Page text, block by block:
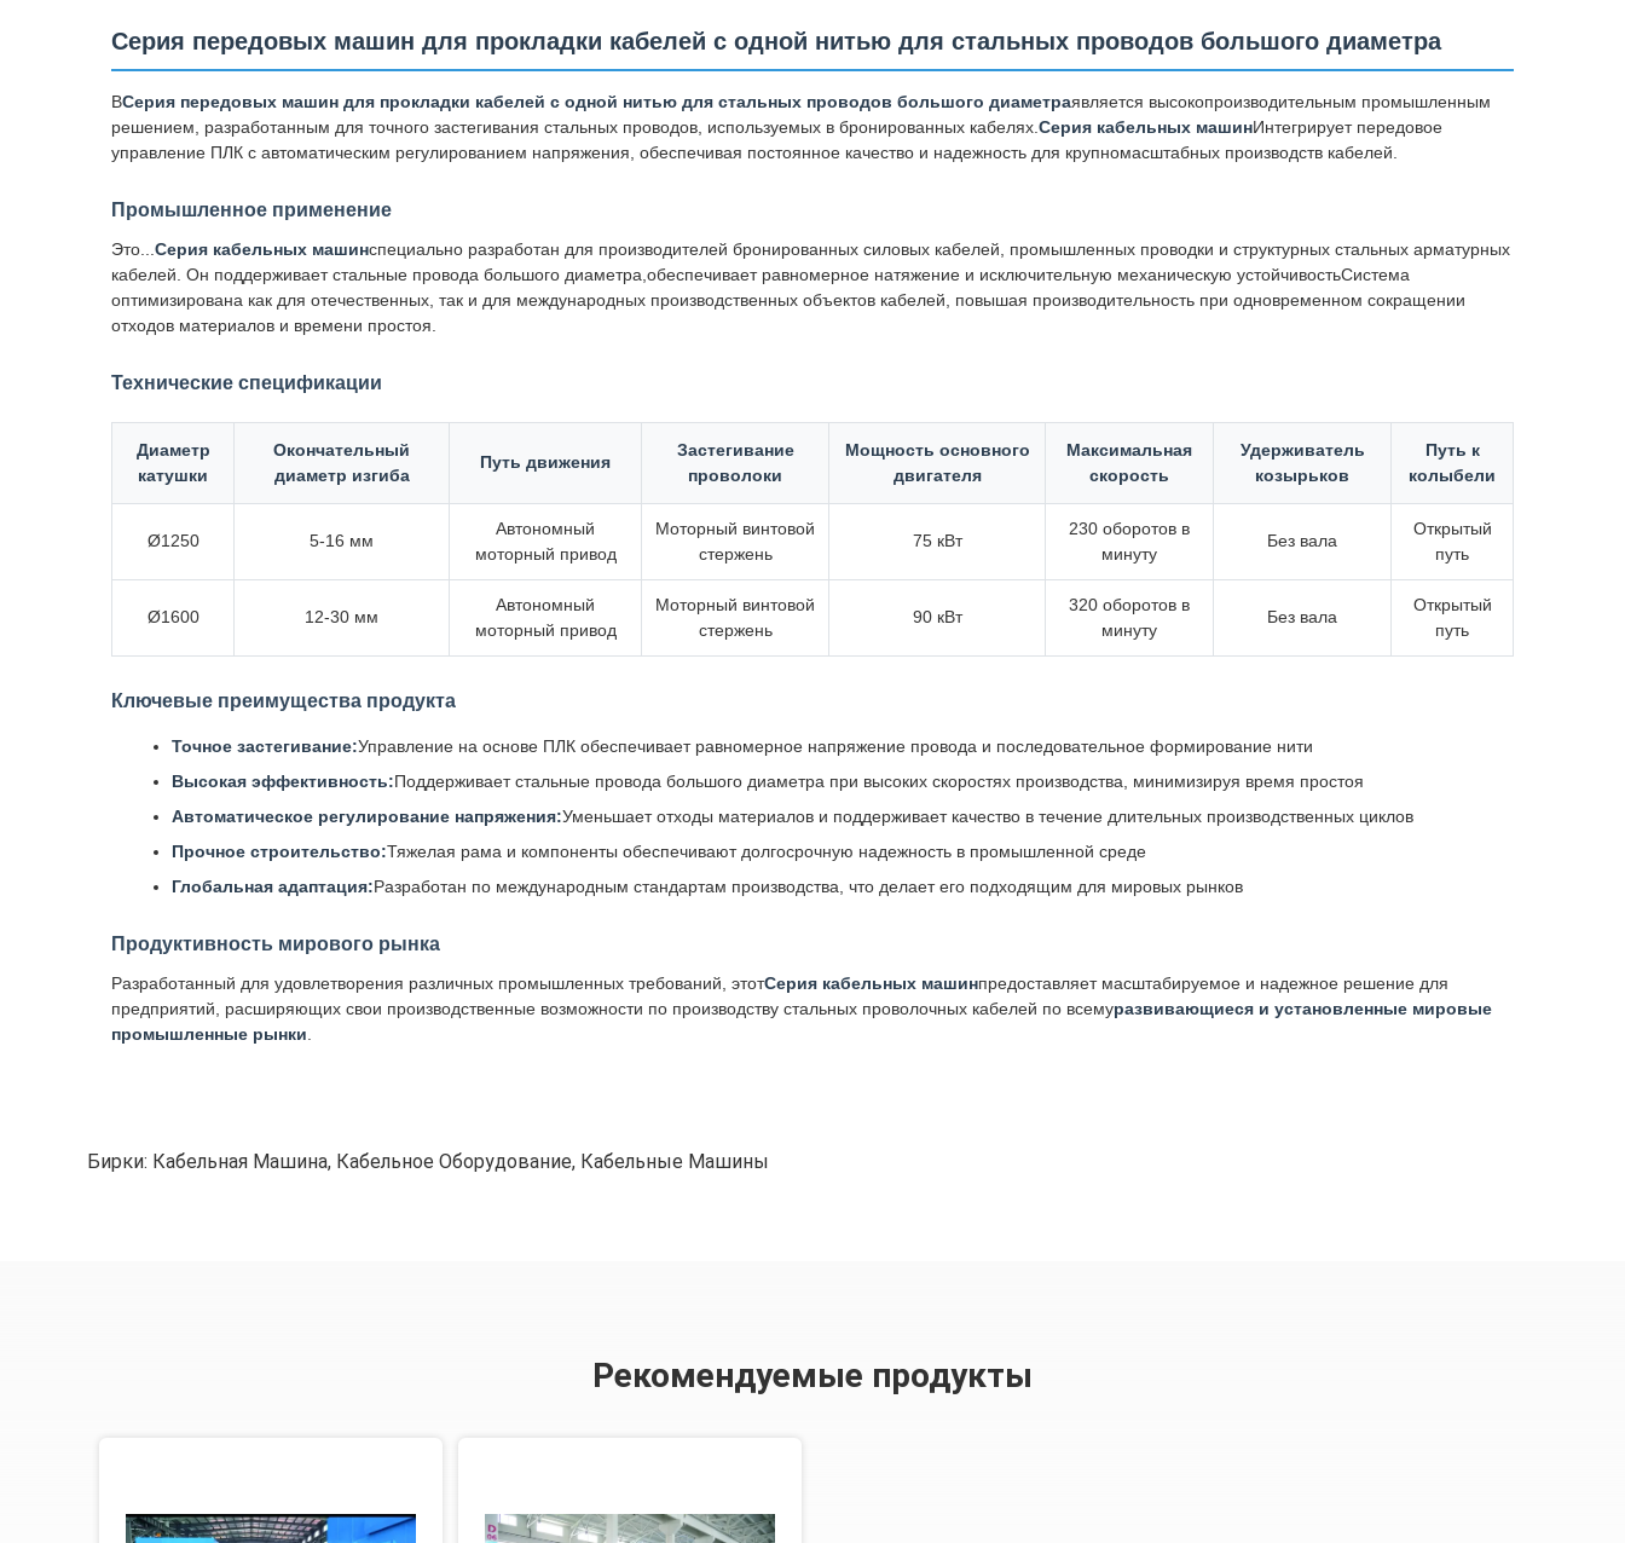
Серия передовых машин для прокладки кабелей с одной нитью для стальных проводов большого диаметра
ВСерия передовых машин для прокладки кабелей с одной нитью для стальных проводов большого диаметраявляется высокопроизводительным промышленным
решением, разработанным для точного застегивания стальных проводов, используемых в бронированных кабелях. Серия кабельных машинИнтегрирует передовое
управление ПЛК с автоматическим регулированием напряжения, обеспечивая постоянное качество и надежность для крупномасштабных производств кабелей.
Промышленное применение
Это... Серия кабельных машинспециально разработан для производителей бронированных силовых кабелей, промышленных проводки и структурных стальных арматурных
кабелей. Он поддерживает стальные провода большого диаметра,обеспечивает равномерное натяжение и исключительную механическую устойчивостьСистема
оптимизирована как для отечественных, так и для международных производственных объектов кабелей, повышая производительность при одновременном сокращении
отходов материалов и времени простоя.
Технические спецификации
Диаметр
катушки
Окончательный
диаметр изгиба
Путь движения
Застегивание
проволоки
Мощность основного
двигателя
Максимальная
скорость
Удерживатель
козырьков
Путь к
колыбели
Ø1250 5-16 мм
Автономный
моторный привод
Моторный винтовой
стержень
75 кВт
230 оборотов в
минуту
Без вала
Открытый
путь
Ø1600 12-30 мм
Автономный
моторный привод
Моторный винтовой
стержень
90 кВт
320 оборотов в
минуту
Без вала
Открытый
путь
Ключевые преимущества продукта
Точное застегивание:Управление на основе ПЛК обеспечивает равномерное напряжение провода и последовательное формирование нити
Высокая эффективность:Поддерживает стальные провода большого диаметра при высоких скоростях производства, минимизируя время простоя
Автоматическое регулирование напряжения:Уменьшает отходы материалов и поддерживает качество в течение длительных производственных циклов
Прочное строительство:Тяжелая рама и компоненты обеспечивают долгосрочную надежность в промышленной среде
Глобальная адаптация:Разработан по международным стандартам производства, что делает его подходящим для мировых рынков
Продуктивность мирового рынка
Разработанный для удовлетворения различных промышленных требований, этотСерия кабельных машинпредоставляет масштабируемое и надежное решение для
предприятий, расширяющих свои производственные возможности по производству стальных проволочных кабелей по всемуразвивающиеся и установленные мировые
промышленные рынки
Бирки: Кабельная Машина, Кабельное Оборудование, Кабельные Машины
Рекомендуемые продукты